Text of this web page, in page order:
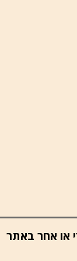
או אחר באתר